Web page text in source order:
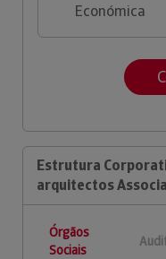
Económica
Estrutura
arquitectos
Órgãos
Sociais